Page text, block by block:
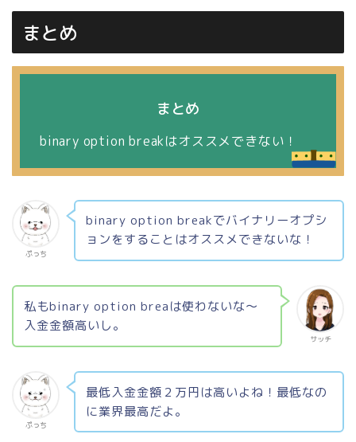
まとめ
まとめ
binary option breakはオススメできない！
ぷっち
binary option breakでバイナリーオプシ
ョンをすることはオススメできないな！
サッチ
私もbinary option breaは使わないな〜
入金金額高いし。
ぷっち
最低入金金額２万円は高いよね！最低なの
に業界最高だよ。